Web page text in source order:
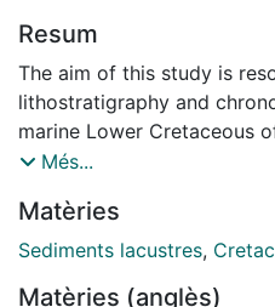
Resum
The aim of this study is
lithostratigraphy and
marine Lower Cretaceous
which contains the most
materials, traditionally
Charophyte Limestones”,
Més...
Matèries
Sediments lacustres,
Matèries (anglès)